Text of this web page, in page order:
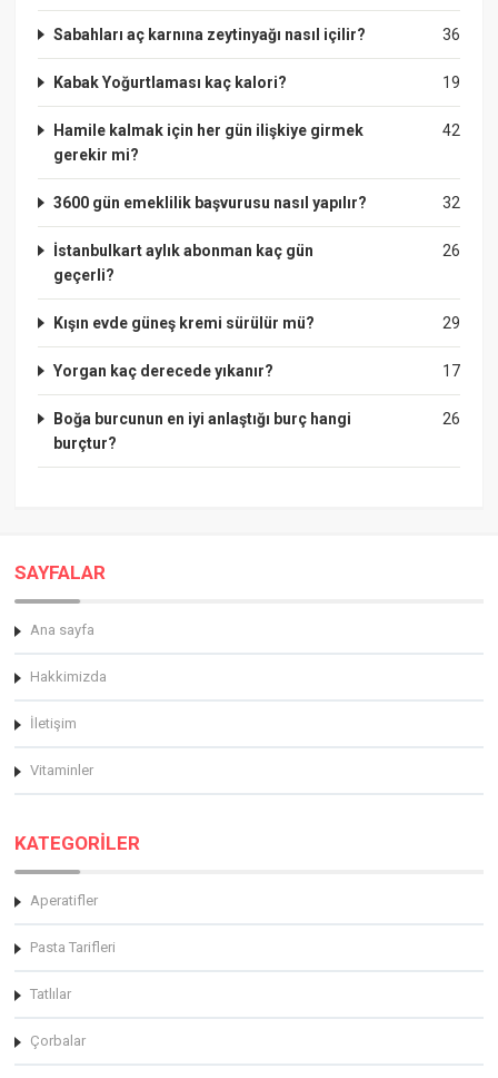
36
Sabahları aç karnına zeytinyağı nasıl içilir?
19
Kabak Yoğurtlaması kaç kalori?
42
Hamile kalmak için her gün ilişkiye girmek
gerekir mi?
32
3600 gün emeklilik başvurusu nasıl yapılır?
26
İstanbulkart aylık abonman kaç gün
geçerli?
29
Kışın evde güneş kremi sürülür mü?
17
Yorgan kaç derecede yıkanır?
26
Boğa burcunun en iyi anlaştığı burç hangi
burçtur?
SAYFALAR
Ana sayfa
Hakkimizda
İletişim
Vitaminler
KATEGORİLER
Aperatifler
Pasta Tarifleri
Tatlılar
Çorbalar